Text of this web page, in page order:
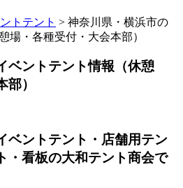
トテント > 神奈川県・横浜市の
場・各種受付・大会本部）
ベントテント情報（休憩
）
ベントテント・店舗用テン
・看板の大和テント商会で